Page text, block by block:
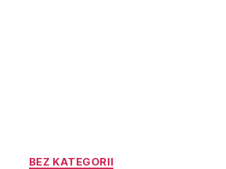
Kategorie
BEZ KATEGORII